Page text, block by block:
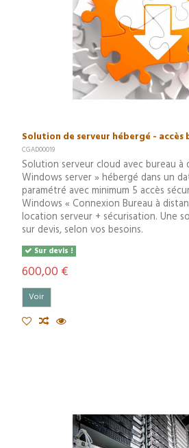
Solution de serveur hébergé - accès
CGAD00019
Solution serveur cloud avec bureau à
Windows server » hébergé dans un
paramétré avec minimum 5 accès
Windows « Connexion Bureau à
location serveur + sécurisation. Une
sur devis, selon vos besoins.
Sur devis !
600,00 €
Voir